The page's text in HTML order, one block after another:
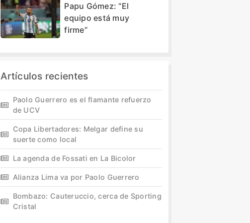
Papu Gómez: “El
equipo está muy
firme”
Artículos recientes
Paolo Guerrero es el flamante refuerzo
de UCV
Copa Libertadores: Melgar define su
suerte como local
La agenda de Fossati en La Bicolor
Alianza Lima va por Paolo Guerrero
Bombazo: Cauteruccio, cerca de Sporting
Cristal